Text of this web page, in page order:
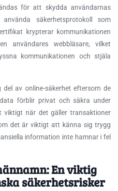
för att skydda användarnas
säkerhetsprotokoll som
krypterar kommunikationen
användares webbläsare, vilket
kommunikationen och stjäla
av online-säkerhet eftersom de
förblir privat och säkra under
viktigt när det gäller transaktioner
det är viktigt att känna sig trygg
information inte hamnar i fel
En viktig
säkerhetsrisker